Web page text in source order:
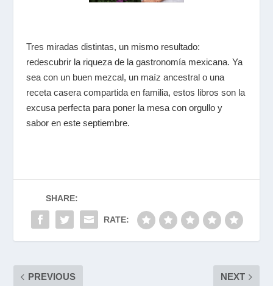
Tres miradas distintas, un mismo resultado:
redescubrir la riqueza de la gastronomía mexicana. Ya
sea con un buen mezcal, un maíz ancestral o una
receta casera compartida en familia, estos libros son la
excusa perfecta para poner la mesa con orgullo y
sabor en este septiembre.
SHARE:
RATE:
PREVIOUS NEXT